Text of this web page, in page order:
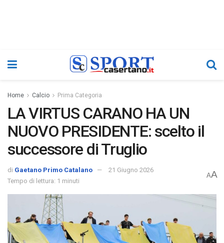
Home Calcio Prima Categoria
LA VIRTUS CARANO HA UN
NUOVO PRESIDENTE: scelto il
successore di Truglio
di Gaetano Primo Catalano
21 Giugno 2026
Tempo di lettura: 1 minuti
AA